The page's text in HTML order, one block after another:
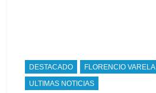
DESTACADO FLORENCIO VARELA
ULTIMAS NOTICIAS